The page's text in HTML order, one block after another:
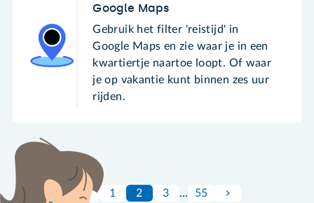
Google Maps
Gebruik het filter 'reistijd' in
Google Maps en zie waar je in een
kwartiertje naartoe loopt. Of waar
je op vakantie kunt binnen zes uur
rijden.
1 2 3 … 55